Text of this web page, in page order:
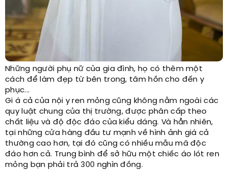
Những người phụ nữ của gia đình, họ có thêm một
cách để làm đẹp từ bên trong, tâm hồn cho đến y
phục...
Gi á cả của nội y ren mỏng cũng không nằm ngoài các
quy luật chung của thị trường, được phân cấp theo
chất liệu và độ độc đáo của kiểu dáng. Và hẳn nhiên,
tại những cửa hàng đầu tư mạnh về hình ảnh giá cả
thường cao hơn, tại đó cũng có nhiều mẫu mã độc
đáo hơn cả. Trung bình để sở hữu một chiếc áo lót ren
mỏng bạn phải trả 300 nghìn đồng.